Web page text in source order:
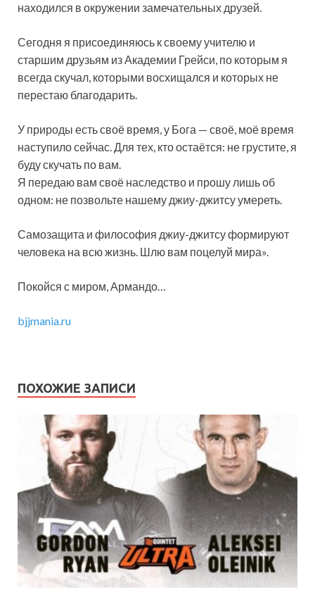
находился в окружении замечательных друзей.
Сегодня я присоединяюсь к своему учителю и
старшим друзьям из Академии Грейси, по которым я
всегда скучал, которыми восхищался и которых не
перестаю благодарить.
У природы есть своё время, у Бога — своё, моё время
наступило сейчас. Для тех, кто остаётся: не грустите, я
буду скучать по вам.
Я передаю вам своё наследство и прошу лишь об
одном: не позвольте нашему джиу-джитсу умереть.
Самозащита и философия джиу-джитсу формируют
человека на всю жизнь. Шлю вам поцелуй мира».
Покойся с миром, Армандо…
bjjmania.ru
ПОХОЖИЕ ЗАПИСИ